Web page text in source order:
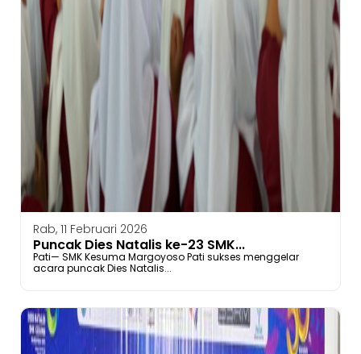
Rab, 11 Februari 2026
Puncak Dies Natalis ke-23 SMK...
Pati— SMK Kesuma Margoyoso Pati sukses menggelar
acara puncak Dies Natalis...